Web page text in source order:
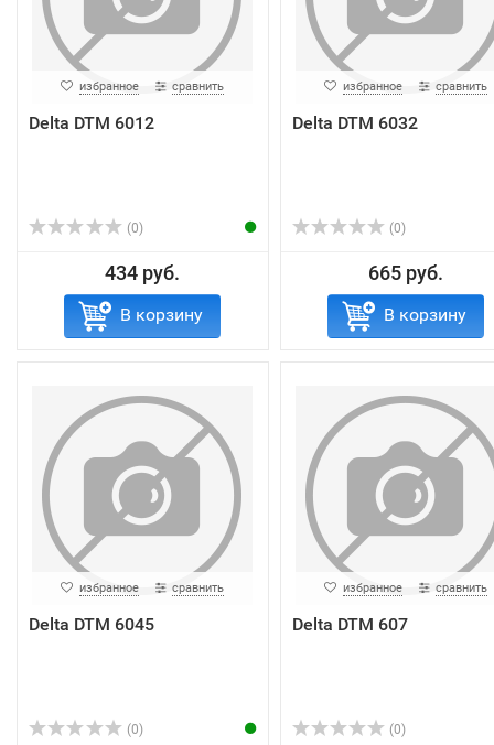
избранное сравнить
Delta DTM 6012
(0)
434 руб.
В корзину
избранное сравнить
Delta DTM 6032
(0)
665 руб.
В корзину
избранное сравнить
Delta DTM 6045
(0)
избранное сравнить
Delta DTM 607
(0)